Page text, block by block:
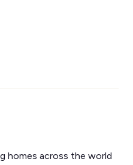
homes across the world